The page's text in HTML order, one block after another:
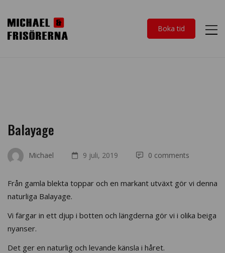
Boka tid
Balayage
Michael 9 juli, 2019 0 comments
Från gamla blekta toppar och en markant utväxt gör vi denna
naturliga Balayage.
Vi färgar in ett djup i botten och längderna gör vi i olika beiga
nyanser.
Det ger en naturlig och levande känsla i håret.